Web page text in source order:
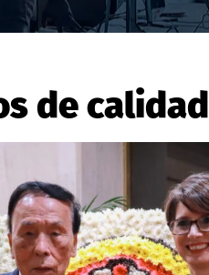
de calidad